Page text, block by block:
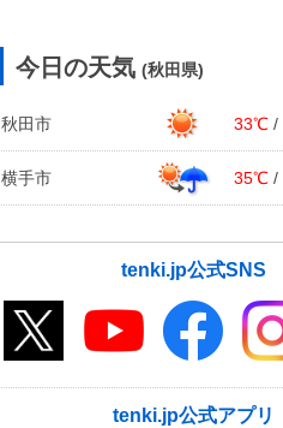
今日の天気 (秋田県)
秋田市 33℃ /
横手市 35℃ /
tenki.jp公式SNS
tenki.jp公式アプリ